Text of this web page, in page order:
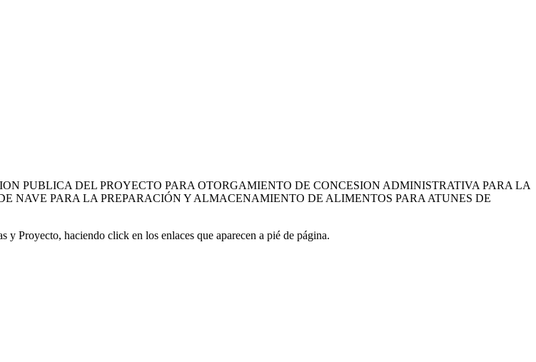
PUBLICA DEL PROYECTO PARA OTORGAMIENTO DE CONCESION ADMINISTRATIVA PARA LA
NAVE PARA LA PREPARACIÓN Y ALMACENAMIENTO DE ALIMENTOS PARA ATUNES DE
Proyecto, haciendo click en los enlaces que aparecen a pié de página.